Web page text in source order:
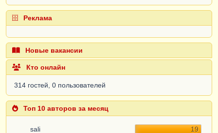
Реклама
Новые вакансии
Кто онлайн
314 гостей, 0 пользователей
Топ 10 авторов за месяц
sali 19